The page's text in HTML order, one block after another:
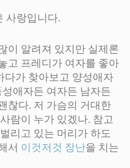
사랑입니다.
이 알려져 있지만 실제론
고 프레디가 여자를 좋아
다가 찾아보고 양성애자
애자든 여자든 남자든
찮다. 저 가슴의 거대한
람이 누가 있겠나. 참고
리고 있는 머리가 하도
서 이것저것 장난을 치는